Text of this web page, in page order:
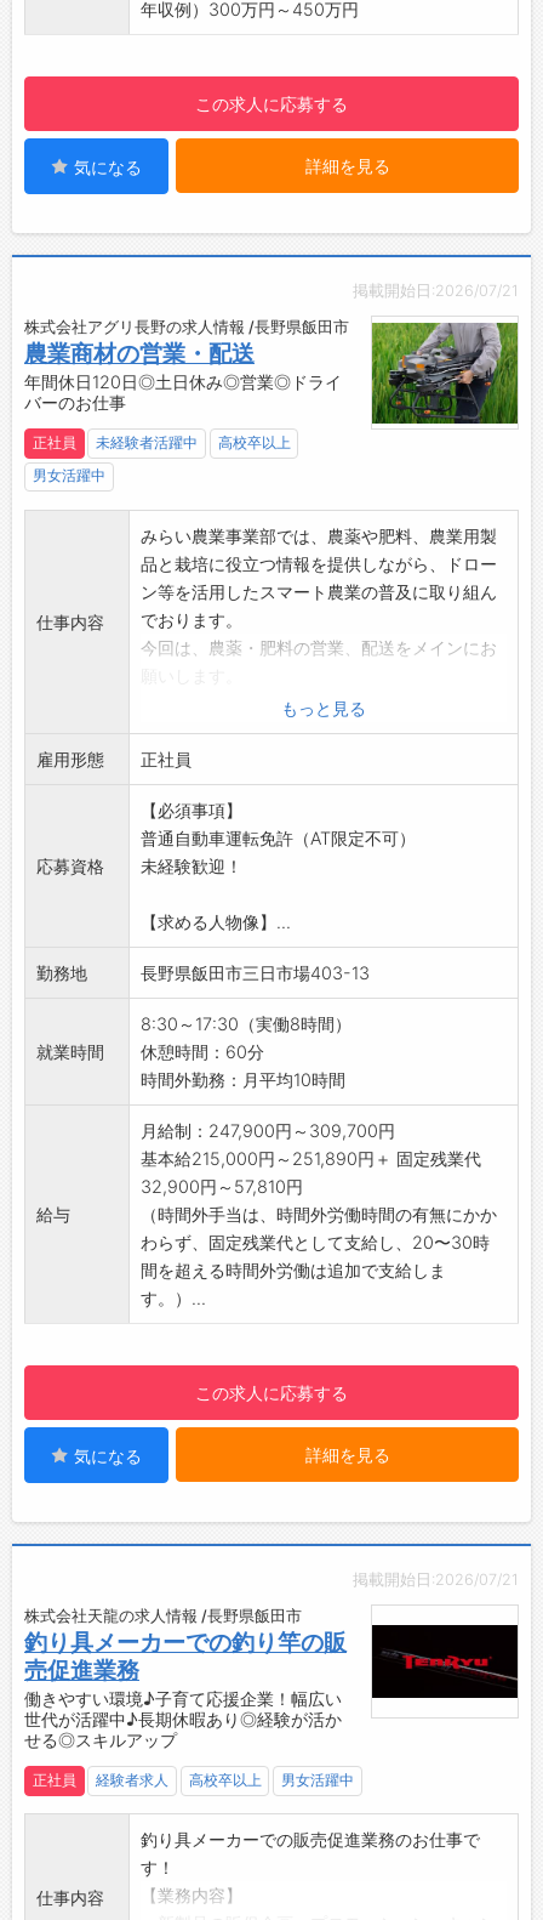
います。
↓
もあります。
ジメント
風通しの良い社風で、お互いに声を掛け合いな
がらチームプレーを大切にしています。
【ある1日の業務の流れ※一例】
自宅から社用車で出勤
お客様（病院）から発注された製品を納品及び
売上処理
症例のスケジュール確認
↓
・11:00 お昼休憩～移動時間～立合い準備
病院近くでお昼休憩を取ります。
病院の先生と立会い前の打ち合わせを行いま
す。
↓
・14:00 訪問・症例の立会い
病院の事務局へ訪問。
入・価格交渉を行います。
ます。
※他にも立会いの際に、機器の取り扱い説明を
行う場合もあります。
↓
症例の振り返りや、今後について話します。
提案などもこのタイミングで行います。
医療機器メーカーと先生の仲介を行う場合もあ
ります。
↓
・17:30 帰社・事務仕事
支社に戻り、伝票整理や事務処理を行います。
社用車の中を整理したり、明日の準備なども行
います。
↓
・19:00 帰宅
残業がある日もあれば、残業なしで帰宅する日
もあります。
れている会社です。
・スタッフ同士のコミュニケーションが活発
で、相談しやすい雰囲気があります♪
・手厚い教育体制とあたたかな指導で、成長を
・福利厚生も充実しており、安心して長く働け
・お客様から「ありがとう」「またお願いした
い」と直接感謝の言葉をいただけるお仕事で
す。
・車の知識が増え、SUBARU車の魅力を自信を
持って伝えられるようになります。
・地域密着型で、顔なじみのお客様との信頼関
係を築ける職場で、安定して働けます。
【先輩社員の声】
「SUBARU車を運転することの楽しさ、雨や雪
道での安定感、動力性能の素晴らしさにほれ込
「お客様を第一に考え、気持ちよくご来店して
ていただけるように努力しています。」
「お客様の素晴らしいSUBARUライフのために
一緒にがんばりましょう！」
【社内設備】
・バリアフリー設計で環境にも配慮した建物で
・県下最大規模のショールームには、豊富な展
示車を取り揃えています。
・2020年1月に新設したサービスセンターで、
より良いサービスと働きやすい環境を実現して
います。
・高度な技術を持つ整備士が在籍し、万全の体
制でお客様のスバルライフをサポートしていま
年収例）300万円～450万円
この求人に応募する
気になる 詳細を見る
掲載開始日:2026/07/21
株式会社アグリ長野の求人情報 /長野県飯田市
農業商材の営業・配送
年間休日120日◎土日休み◎営業◎ドライ
バーのお仕事
正社員 未経験者活躍中
高校卒以上
男女活躍中
仕事内容
みらい農業事業部では、農薬や肥料、農業用製
品と栽培に役立つ情報を提供しながら、ドロー
ン等を活用したスマート農業の普及に取り組ん
でおります。
今回は、農薬・肥料の営業、配送をメインにお
【具体的な仕事内容】
農薬・肥料・農業用製品等の配送をお任せしま
す。
＜配送＞
※既存ルート配送がメインとなります。
・受注及び発注業務
・商品の積込み
・メール、電話対応など
＜営業＞
・既存のお取引先の注文取り
※年に数回、農業関連商品メーカーさんの勉強
会がありますので、そこで取扱商品の知識を身
に付けていただきます。
・見積作成など
＜お客様＞
JA
農薬店
個人農家
農機具メーカーなど
＜担当エリア＞
を覚えていきます！
【やりがい】
・日本の農業産業へ貢献している実感が持てま
す。
ャレンジする事もできます。
す。
もっと見る
雇用形態 正社員
応募資格
【必須事項】
普通自動車運転免許（AT限定不可）
未経験歓迎！
【求める人物像】...
勤務地 長野県飯田市三日市場403-13
就業時間
8:30～17:30（実働8時間）
休憩時間：60分
時間外勤務：月平均10時間
給与
月給制：247,900円～309,700円
基本給215,000円～251,890円＋ 固定残業代
32,900円～57,810円
（時間外手当は、時間外労働時間の有無にかか
わらず、固定残業代として支給し、20〜30時
間を超える時間外労働は追加で支給しま
す。）...
この求人に応募する
気になる 詳細を見る
掲載開始日:2026/07/21
株式会社天龍の求人情報 /長野県飯田市
釣り具メーカーでの釣り竿の販
売促進業務
働きやすい環境♪子育て応援企業！幅広い
世代が活躍中♪長期休暇あり◎経験が活か
せる◎スキルアップ
正社員 経験者求人 高校卒以上 男女活躍中
仕事内容
釣り具メーカーでの販売促進業務のお仕事で
す！
【業務内容】